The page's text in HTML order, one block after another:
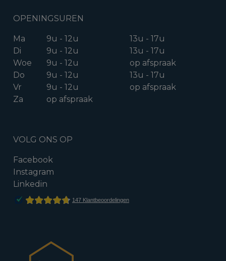
OPENINGSUREN
Ma 9u - 12u
13u - 17u
Di
9u - 12u
13u - 17u
Woe
9u - 12u
op afspraak
Do
9u - 12u
13u - 17u
Vr
9u - 12u
op afspraak
Za
op afspraak
VOLG ONS OP
Facebook
Instagram
Linkedin